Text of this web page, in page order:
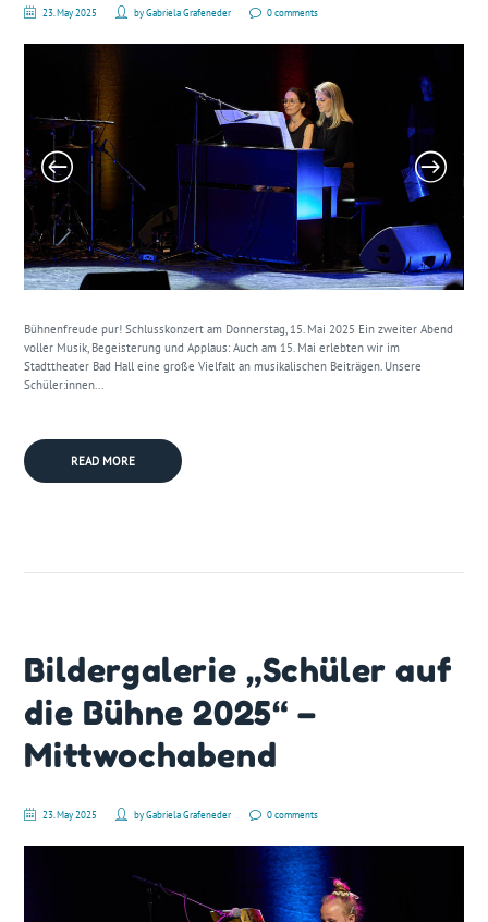
23. May 2025 byGabriela Grafeneder 0 comments
Bühnenfreude pur! Schlusskonzert am Donnerstag, 15. Mai 2025 Ein zweiter Abend
voller Musik, Begeisterung und Applaus: Auch am 15. Mai erlebten wir im
Stadttheater Bad Hall eine große Vielfalt an musikalischen Beiträgen. Unsere
Schüler:innen...
READ MORE
Bildergalerie „Schüler auf
die Bühne 2025“ –
Mittwochabend
23. May 2025 byGabriela Grafeneder 0 comments